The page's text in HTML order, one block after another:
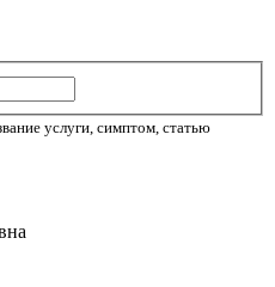
услуги, симптом, статью